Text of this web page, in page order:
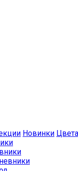
Новинки Цвета